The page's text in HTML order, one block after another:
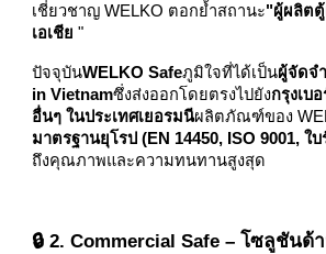
เชี่ยวชาญ WELKO ตอกย้ำสถานะ"ผู้ผลิต
เอเชีย "
ปัจจุบันWELKO Safeภูมิใจที่ได้เป็นผู้จัดจ
in Vietnamซึ่งส่งออกโดยตรงไปยังกรุงเบ
อื่นๆ ในประเทศเยอรมนีผลิตภัณฑ์ของ
มาตรฐานยุโรป (EN 14450, ISO 9001, ใบ
ถึงคุณภาพและความทนทานสูงสุด
🔒 2. Commercial Safe – โซลูชัน